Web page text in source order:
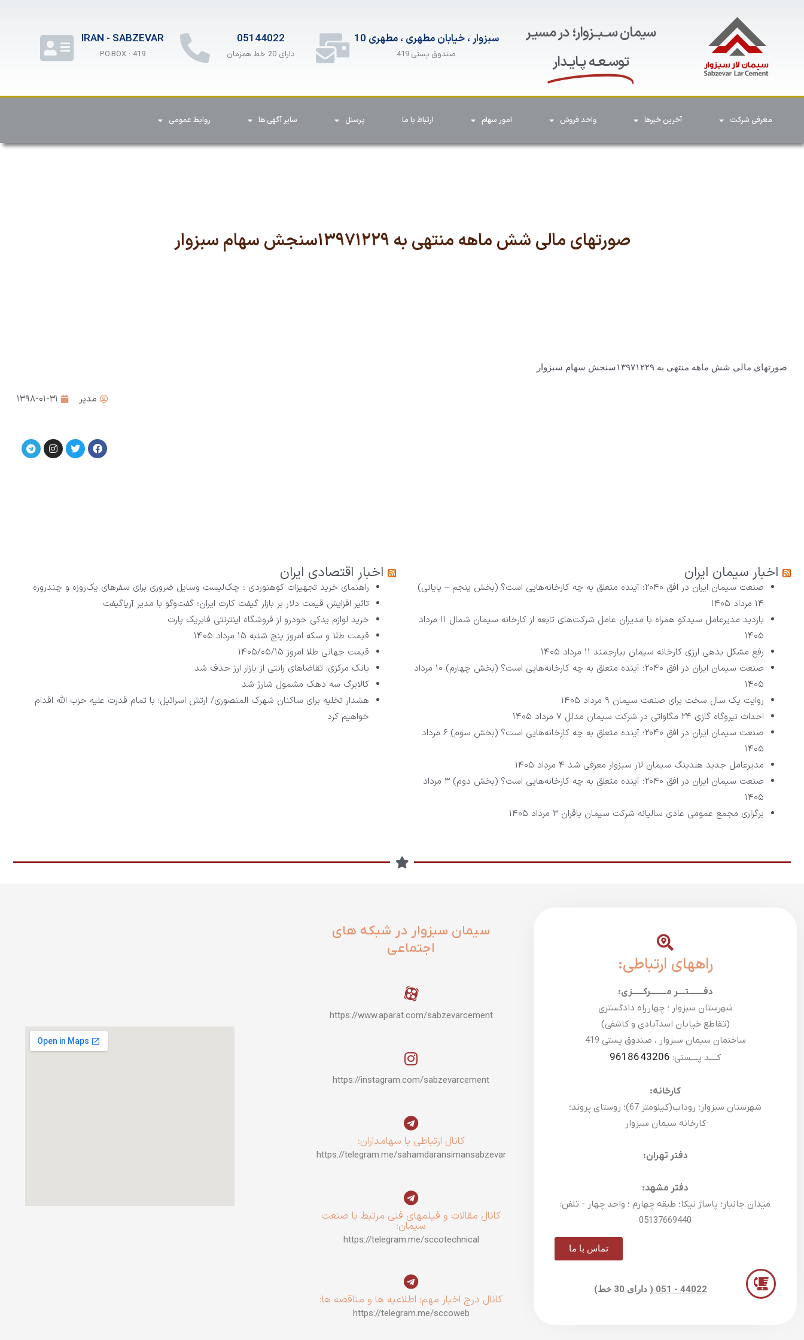
سیمان ســبــزوار؛ در مسیـر
توسـعـه پـایـدار
سبزوار ، خیابان مطهری ، مطهری 10
صندوق پستی 419
05144022
دارای 20 خط همزمان
IRAN - SABZEVAR
P.O.BOX : 419
معرفی شرکت آخرین خبرها واحد فروش امور سهام ارتباط با ما پرسنل سایر آگهی ها روابط عمومی
صورتهای مالی شش ماهه منتهی به ۱۳۹۷۱۲۲۹سنجش سهام سبزوار
صورتهای مالی شش ماهه منتهی به ۱۳۹۷۱۲۲۹سنجش سهام سبزوار
مدیر ۱۳۹۸-۰۱-۳۱
اخبار سیمان ایران
صنعت سیمان ایران در افق ۲۰۴۰؛ آینده متعلق به چه کارخانه‌هایی است؟ (بخش پنجم – پایانی)
۱۴ مرداد ۱۴۰۵
بازدید مدیرعامل سیدکو همراه با مدیران عامل شرکت‌های تابعه از کارخانه سیمان شمال
۱۱ مرداد
۱۴۰۵
رفع مشکل بدهی ارزی کارخانه سیمان بیارجمند ۱۱ مرداد ۱۴۰۵
صنعت سیمان ایران در افق ۲۰۴۰؛ آینده متعلق به چه کارخانه‌هایی است؟ (بخش چهارم)
۱۰ مرداد
۱۴۰۵
روایت یک سال سخت برای صنعت سیمان ۹ مرداد ۱۴۰۵
احداث نیروگاه گازی ۲۴ مگاواتی در شرکت سیمان مدلل
۷ مرداد ۱۴۰۵
صنعت سیمان ایران در افق ۲۰۴۰؛ آینده متعلق به چه کارخانه‌هایی است؟ (بخش سوم)
۶ مرداد
۱۴۰۵
مدیرعامل جدید هلدینگ سیمان لار سبزوار معرفی شد ۴ مرداد ۱۴۰۵
صنعت سیمان ایران در افق ۲۰۴۰؛ آینده متعلق به چه کارخانه‌هایی است؟ (بخش دوم)
۳ مرداد
۱۴۰۵
برگزاری مجمع عمومی عادی سالیانه شرکت سیمان باقران ۳ مرداد ۱۴۰۵
اخبار اقتصادی ایران
راهنمای خرید تجهیزات کوهنوردی ؛ چک‌لیست وسایل ضروری برای سفرهای یک‌روزه و چندروزه
تاثیر افزایش قیمت دلار بر بازار گیفت کارت ایران؛ گفت‌وگو با مدیر آریاگیفت
خرید لوازم یدکی خودرو از فروشگاه اینترنتی فابریک پارت
قیمت طلا و سکه امروز پنج شنبه ۱۵ مرداد ۱۴۰۵
قیمت جهانی طلا امروز ۱۴۰۵/۰۵/۱۵
بانک مرکزی: تقاضا‌های رانتی از بازار ارز حذف شد
کالابرگ سه دهک مشمول شارژ شد
هشدار تخلیه برای ساکنان شهرک المنصوری/ ارتش اسرائیل: با تمام قدرت علیه حزب الله اقدام
خواهیم کرد
راههای ارتباطی:
دفــــــــتــــر مـــــــــرکــــــزی:
شهرستان سبزوار ؛ چهارراه دادگستری
(تقاطع خیابان اسدآبادی و کاشفی)
ساختمان سیمان سبزوار ، صندوق پستی 419
کــــد پــــستی: 9618643206
کارخانه:
شهرستان سبزوار؛ روداب(کیلومتر 67)؛ روستای پروند؛
کارخانه سیمان سبزوار
دفتر تهران:
دفتر مشهد:
میدان جانباز؛ پاساژ نیکا؛ طبقه چهارم ؛ واحد چهار - تلفن:
05137669440
تماس با ما
44022 - 051 ( دارای 30 خط)
سیمان سبزوار در شبکه های
اجتماعی
https://www.aparat.com/sabzevarcement
https://instagram.com/sabzevarcement
کانال ارتباطی با سهامداران:
https://telegram.me/sahamdaransimansabzevar
کانال مقالات و فیلمهای فنی مرتبط با صنعت
سیمان:
https://telegram.me/sccotechnical
کانال درج اخبار مهم؛ اطلاعیه ها و مناقصه ها:
https://telegram.me/sccoweb